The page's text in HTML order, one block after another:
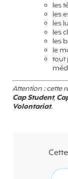
les
les
les
les
les
le
tout
Attention : cette
Cap Student,
Volontariat.